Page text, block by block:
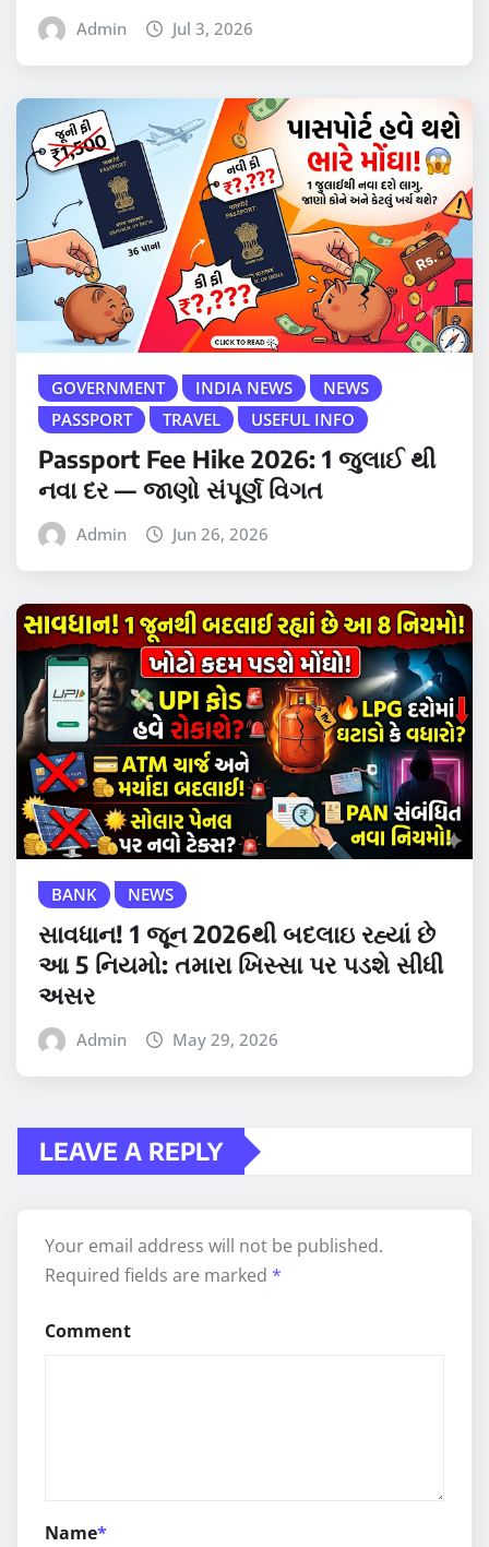
Admin Jul 3, 2026
GOVERNMENT INDIA NEWS
NEWS
PASSPORT
TRAVEL USEFUL INFO
Passport Fee Hike 2026: 1 જુલાઈ થી
નવા દર — જાણો સંપૂર્ણ વિગત
Admin Jun 26, 2026
BANK NEWS
સાવધાન! 1 જૂન 2026થી બદલાઇ રહ્યાં છે
આ 5 નિયમો: તમારા ખિસ્સા પર પડશે સીધી
અસર
Admin May 29, 2026
LEAVE A REPLY
Your email address will not be published.
Required fields are marked *
Comment
Name*